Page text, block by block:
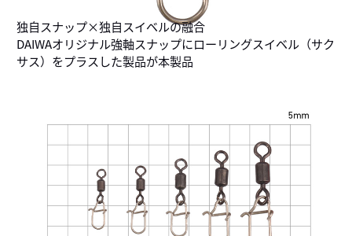
独自スナップ×独自スイベルの融合
DAIWAオリジナル強軸スナップにローリングスイベル（サク
サス）をプラスした製品が本製品